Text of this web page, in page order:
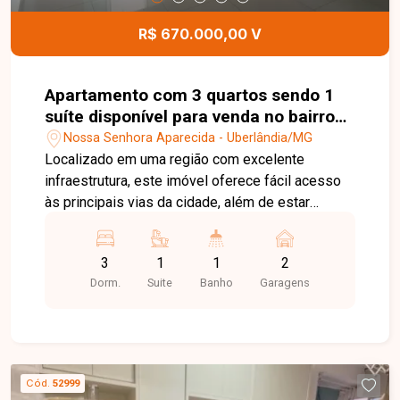
R$ 670.000,00 V
Apartamento com 3 quartos sendo 1
suíte disponível para venda no bairro
em Uberlândia-MG
Nossa Senhora Aparecida - Uberlândia/MG
Localizado em uma região com excelente
infraestrutura, este imóvel oferece fácil acesso
às principais vias da cidade, além de estar
restaurantes, academias e diversos serviços,
proporcionando mais praticidade, conforto e
qualidade de vida para toda a família. Sala ampla
de área privativa, ambientes amplos, bem
distribuídos, excelente iluminação e ventilação
3
Dorm.
1
Suite
1
Banho
2
Garagens
Cód. 52999